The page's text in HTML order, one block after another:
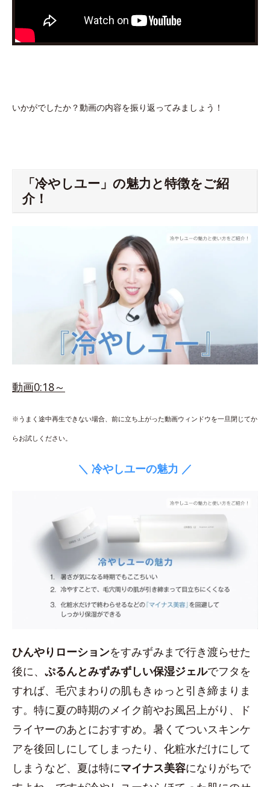
いかがでしたか？動画の内容を振り返ってみましょう！
「冷やしユー」の魅力と特徴をご紹
介！
動画0:18～
※うまく途中再生できない場合、前に立ち上がった動画ウィンドウを一旦閉じてか
らお試しください。
＼ 冷やしユーの魅力 ／
ひんやりローションをすみずみまで行き渡らせた
後に、 ぷるんとみずみずしい保湿ジェルでフタを
すれば、毛穴まわりの肌もきゅっと引き締まりま
す。特に夏の時期のメイク前やお風呂上がり、ド
ライヤーのあとにおすすめ。暑くてついスキンケ
アを後回しにしてしまったり、化粧水だけにして
しまうなど、夏は特にマイナス美容になりがちで